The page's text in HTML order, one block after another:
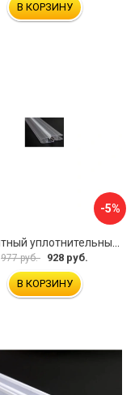
В КОРЗИНУ
-5%
977 руб. 928 руб.
В КОРЗИНУ